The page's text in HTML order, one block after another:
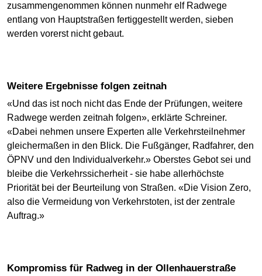
zusammengenommen können nunmehr elf Radwege
entlang von Hauptstraßen fertiggestellt werden, sieben
werden vorerst nicht gebaut.
Weitere Ergebnisse folgen zeitnah
«Und das ist noch nicht das Ende der Prüfungen, weitere
Radwege werden zeitnah folgen», erklärte Schreiner.
«Dabei nehmen unsere Experten alle Verkehrsteilnehmer
gleichermaßen in den Blick. Die Fußgänger, Radfahrer, den
ÖPNV und den Individualverkehr.» Oberstes Gebot sei und
bleibe die Verkehrssicherheit - sie habe allerhöchste
Priorität bei der Beurteilung von Straßen. «Die Vision Zero,
also die Vermeidung von Verkehrstoten, ist der zentrale
Auftrag.»
Kompromiss für Radweg in der Ollenhauerstraße